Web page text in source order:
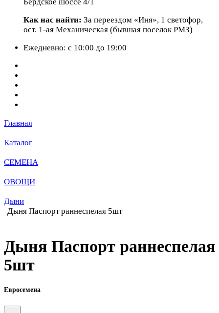
Как нас найти: За переездом «Иня», 1 светофор,
ост. 1-ая Механическая (бывшая поселок РМЗ)
Ежедневно: с 10:00 до 19:00
Главная
Каталог
СЕМЕНА
ОВОЩИ
Дыни
Дыня Паспорт раннеспелая 5шт
Дыня Паспорт раннеспелая
5шт
Евросемена